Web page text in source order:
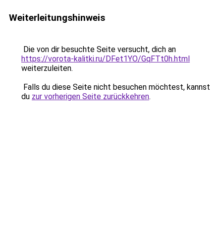
Weiterleitungshinweis
Die von dir besuchte Seite versucht, dich an
https://vorota-kalitki.ru/DFet1YO/GqFTt0h.html
weiterzuleiten.
Falls du diese Seite nicht besuchen möchtest, kannst
du zur vorherigen Seite zurückkehren.